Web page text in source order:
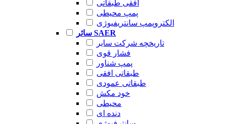
افقی طبقاتی
پمپ محیطی
الکتروپمپ سانتریفیوژی
سائر SAER
تاریخچه شرکت سایر
فشار قوی
پمپ شناور
طبقاتی افقی
طبقاتی عمودی
خود مکش
محیطی
دنده ای